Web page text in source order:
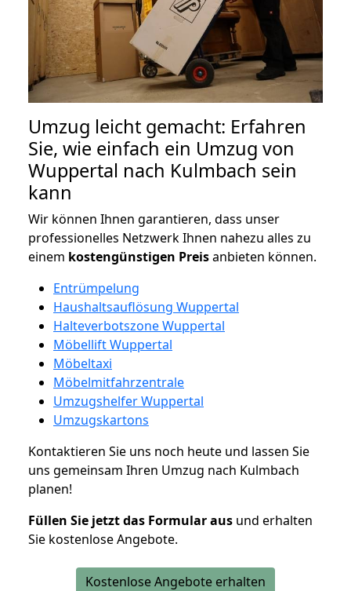
Umzug leicht gemacht: Erfahren
Sie, wie einfach ein Umzug von
Wuppertal nach Kulmbach sein
kann
Wir können Ihnen garantieren, dass unser
professionelles Netzwerk Ihnen nahezu alles zu
einem kostengünstigen Preisanbieten können.
Entrümpelung
Haushaltsauflösung Wuppertal
Halteverbotszone Wuppertal
Möbellift Wuppertal
Möbeltaxi
Möbelmitfahrzentrale
Umzugshelfer Wuppertal
Umzugskartons
Kontaktieren Sie uns noch heute und lassen Sie
uns gemeinsam Ihren Umzug nach Kulmbach
planen!
Füllen Sie jetzt das Formular aus und erhalten
Sie kostenlose Angebote.
Kostenlose Angebote erhalten